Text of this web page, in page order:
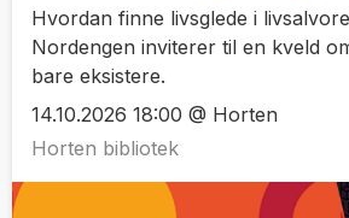
Hvordan finne livsglede i
Nordengen inviterer til en kveld
bare eksistere.
14.10.2026 18:00 @ Horten
Horten bibliotek